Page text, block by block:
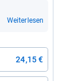
Weiterlesen
24,15 €